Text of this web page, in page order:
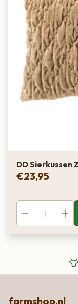
DD Sierkussen
€23,95
farmshop.nl